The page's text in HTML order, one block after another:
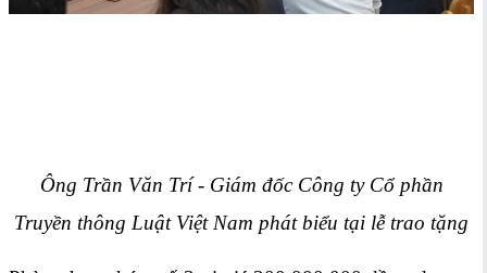
Ông Trần Văn Trí - Giám đốc Công ty Cổ phần
Truyền thông Luật Việt Nam phát biểu tại lễ trao tặng